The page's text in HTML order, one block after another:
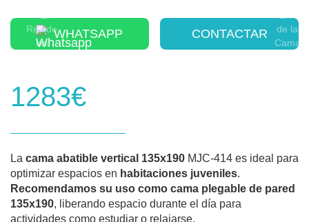
WHATSAPP CONTACTAR
1283€
La cama abatible vertical 135x190 MJC-414 es ideal para
optimizar espacios en habitaciones juveniles.
Recomendamos su uso como cama plegable de pared
135x190, liberando espacio durante el día para
actividades como estudiar o relajarse.